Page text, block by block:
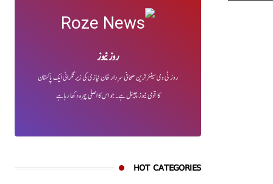
روز نیوز
روز ٹی وی سینئر ترین صحافی سردار خان نیازی کی زیر نگرانی ایک پاکستان
کا قومی نیوز چینل ہے۔ جو اس کا اصلی چہرہ دکھا رہا ہے
HOT CATEGORIES